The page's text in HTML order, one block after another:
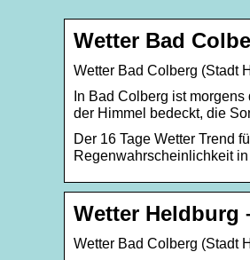
Wetter Bad
Wetter Bad Colberg (Stadt
In Bad Colberg ist
der Himmel bedeckt, die
Der 16 Tage Wetter Trend
Regenwahrscheinlichkeit
Wetter Heldburg
Wetter Bad Colberg (Stadt